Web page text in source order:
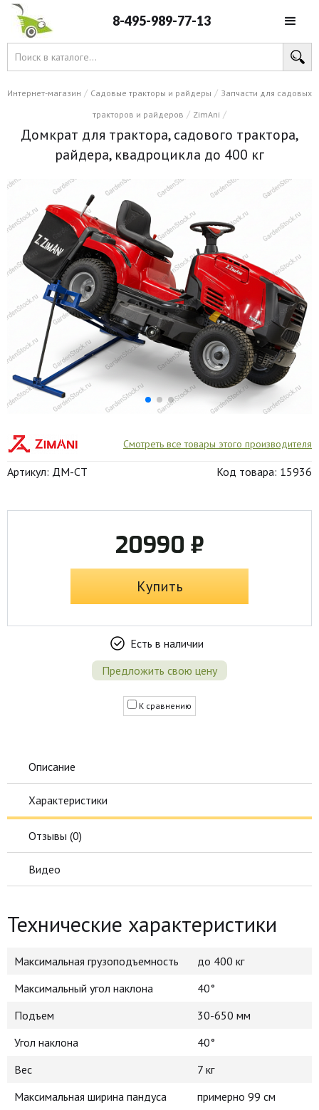
8-495-989-77-13
Интернет-магазин / Садовые тракторы и райдеры / Запчасти для садовых
тракторов и райдеров / ZimAni /
Домкрат для трактора, садового трактора,
райдера, квадроцикла до 400 кг
Смотреть все товары этого производителя
Артикул: ДМ-СТ Код товара: 15936
20990 ₽
Купить
Есть в наличии
Предложить свою цену
К сравнению
Описание
Характеристики
Отзывы (0)
Видео
Технические характеристики
Максимальная грузоподъемность
до 400 кг
Максимальный угол наклона
40°
Подъем
30-650 мм
Угол наклона
40°
Вес
7 кг
Максимальная ширина пандуса
примерно 99 см